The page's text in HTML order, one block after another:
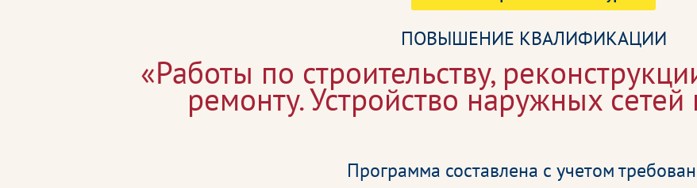
ПОВЫШЕНИЕ КВАЛИФИКАЦИИ
«Работы по строительству,
ремонту. Устройство наружных
Программа составлена с учетом